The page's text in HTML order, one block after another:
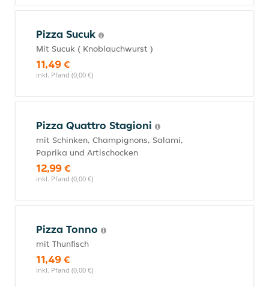
Pizza Sucuk
Mit Sucuk ( Knoblauchwurst )
11,49 €
inkl. Pfand (0,00 €)
Pizza Quattro Stagioni
mit Schinken, Champignons, Salami,
Paprika und Artischocken
12,99 €
inkl. Pfand (0,00 €)
Pizza Tonno
mit Thunfisch
11,49 €
inkl. Pfand (0,00 €)